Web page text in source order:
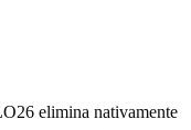
elimina nativamente